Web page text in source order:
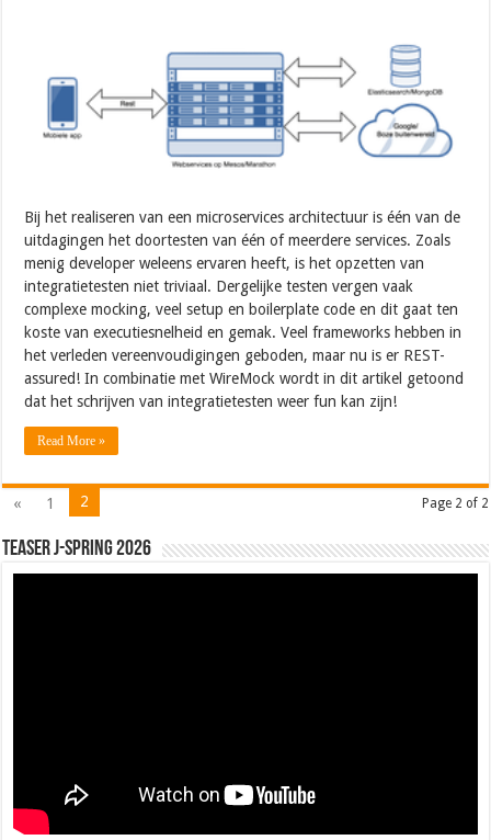
Bij het realiseren van een microservices architectuur is één van de
uitdagingen het doortesten van één of meerdere services. Zoals
menig developer weleens ervaren heeft, is het opzetten van
integratietesten niet triviaal. Dergelijke testen vergen vaak
complexe mocking, veel setup en boilerplate code en dit gaat ten
koste van executiesnelheid en gemak. Veel frameworks hebben in
het verleden vereenvoudigingen geboden, maar nu is er REST-
assured! In combinatie met WireMock wordt in dit artikel getoond
dat het schrijven van integratietesten weer fun kan zijn!
Read More »
Page 2 of 2
« 1 2
Teaser J-Spring 2026